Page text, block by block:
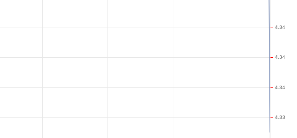
4.33
4.34
4.34
4.34